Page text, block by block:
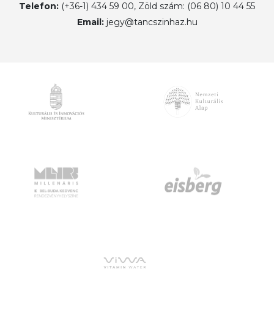
Telefon: (+36-1) 434 59 00, Zöld szám: (06 80) 10 44 55
Email: jegy@tancszinhaz.hu